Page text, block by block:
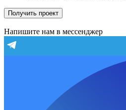
Получить проект
Напишите нам в мессенджер